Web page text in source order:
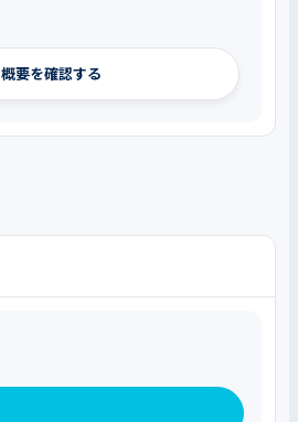
概要を確認する